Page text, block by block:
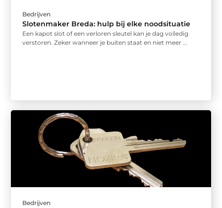
Bedrijven
Slotenmaker Breda: hulp bij elke noodsituatie
Een kapot slot of een verloren sleutel kan je dag volledig
verstoren. Zeker wanneer je buiten staat en niet meer ...
Bedrijven